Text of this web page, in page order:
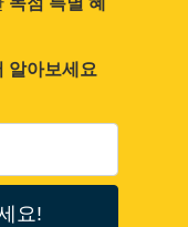
알아보세요
요!